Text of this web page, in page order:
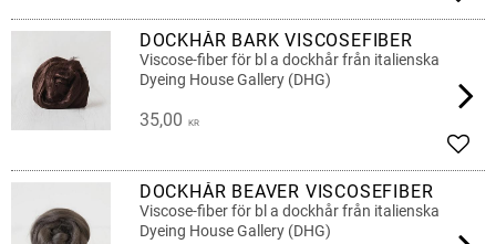
DOCKHÅR BARK VISCOSEFIBER
Viscose-fiber för bl a dockhår från italienska
Dyeing House Gallery (DHG)
35,00 KR
DOCKHÅR BEAVER VISCOSEFIBER
Viscose-fiber för bl a dockhår från italienska
Dyeing House Gallery (DHG)